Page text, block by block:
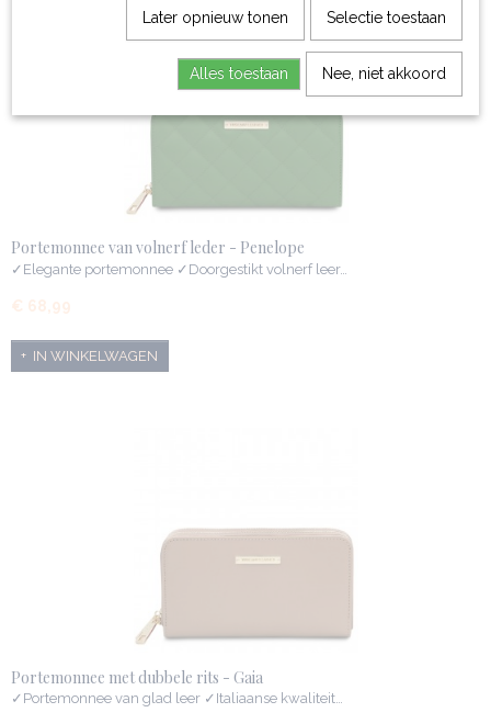
Portemonnee van volnerf leder - Penelope
✓Elegante portemonnee ✓Doorgestikt volnerf leer…
€ 68,99
IN WINKELWAGEN
Portemonnee met dubbele rits - Gaia
✓Portemonnee van glad leer ✓Italiaanse kwaliteit…
Later opnieuw tonen Selectie toestaan
Alles toestaan Nee, niet akkoord